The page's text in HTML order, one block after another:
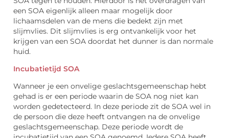
een SOA eigenlijk alleen maar mogelijk door
lichaamsdelen van de mens die bedekt zijn met
slijmvlies. Dit slijmvlies is erg ontvankelijk voor het
krijgen van een SOA doordat het dunner is dan normale
huid.
Incubatietijd SOA
Wanneer je een onvelige geslachtsgemeenschap hebt
gehad is er een periode waarin de SOA nog niet kan
worden gedetecteerd. In deze periode zit de SOA wel in
de persoon die deze heeft ontvangen na de onvelige
geslachtsgemeenschap. Deze periode wordt de